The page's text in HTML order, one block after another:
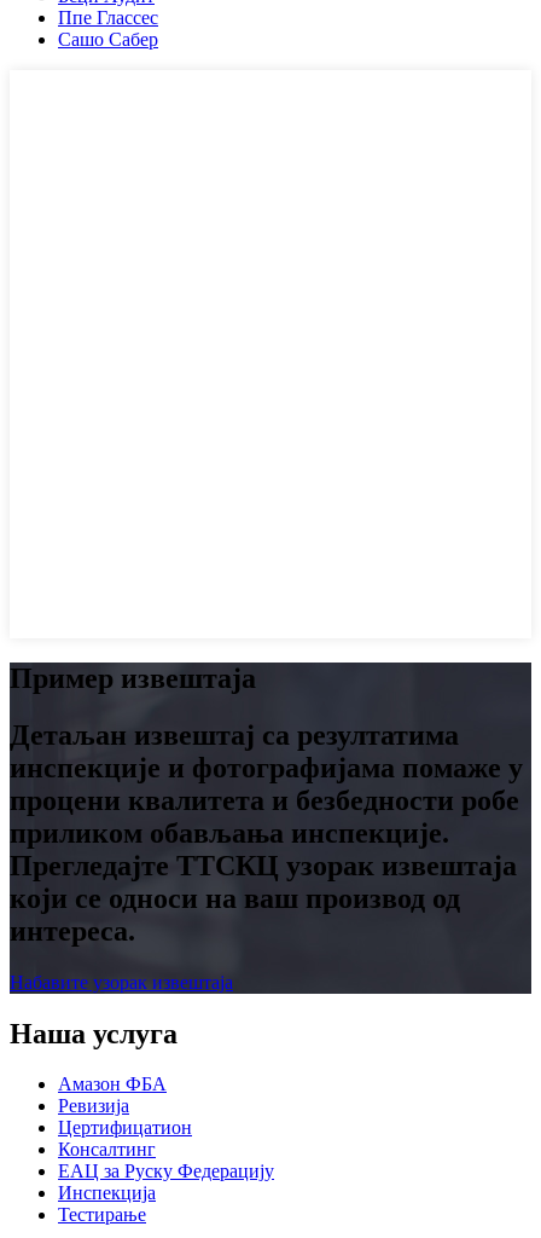
Ппе Глассес
Сашо Сабер
Пример извештаја
Детаљан извештај са резултатима
инспекције и фотографијама помаже у
процени квалитета и безбедности робе
приликом обављања инспекције.
Прегледајте ТТСКЦ узорак извештаја
који се односи на ваш производ од
интереса.
Набавите узорак извештаја
Наша услуга
Амазон ФБА
Ревизија
Цертифицатион
Консалтинг
ЕАЦ за Руску Федерацију
Инспекција
Тестирање